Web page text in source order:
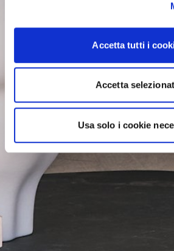
Accetta tutti i
Accetta
Usa solo i cookie